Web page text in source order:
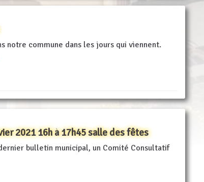
notre commune dans les jours qui viennent.
2021 16h à 17h45 salle des fêtes
bulletin municipal, un Comité Consultatif